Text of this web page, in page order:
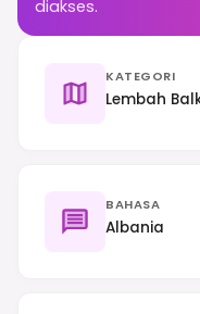
diakses.
KATEGORI
Lembah
BAHASA
Albania